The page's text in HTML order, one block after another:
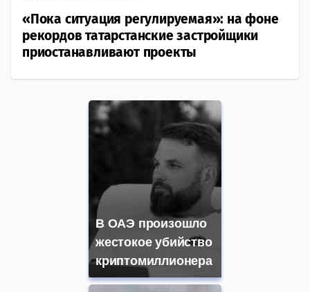
«Пока ситуация регулируемая»: на фоне
рекордов татарстанские застройщики
приостанавливают проекты
В ОАЭ произошло
жестокое убийство
криптомиллионера